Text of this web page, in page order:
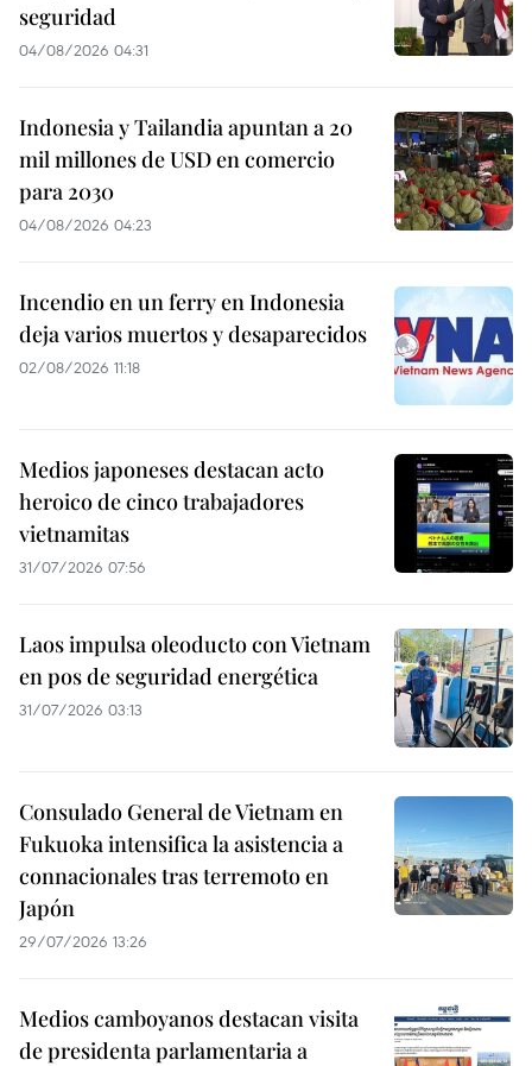
seguridad
04/08/2026 04:31
Indonesia y Tailandia apuntan a 20
mil millones de USD en comercio
para 2030
04/08/2026 04:23
Incendio en un ferry en Indonesia
deja varios muertos y desaparecidos
02/08/2026 11:18
Medios japoneses destacan acto
heroico de cinco trabajadores
vietnamitas
31/07/2026 07:56
Laos impulsa oleoducto con Vietnam
en pos de seguridad energética
31/07/2026 03:13
Consulado General de Vietnam en
Fukuoka intensifica la asistencia a
connacionales tras terremoto en
Japón
29/07/2026 13:26
Medios camboyanos destacan visita
de presidenta parlamentaria a